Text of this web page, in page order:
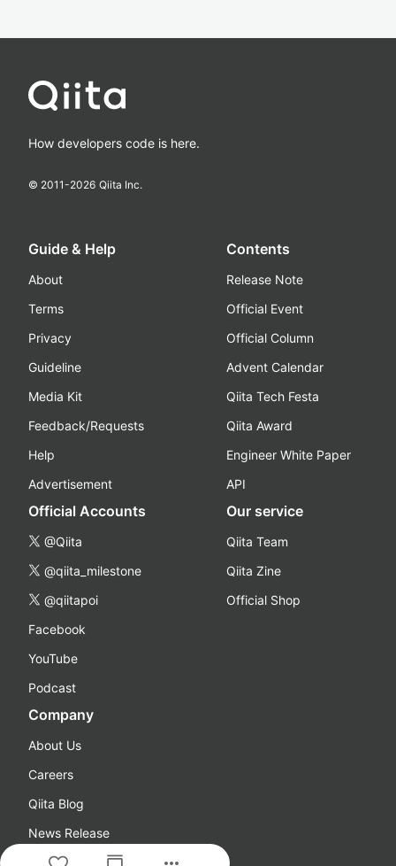
How developers code is here.
© 2011-2026 Qiita Inc.
Guide & Help
About
Terms
Privacy
Guideline
Media Kit
Feedback/Requests
Help
Advertisement
Contents
Release Note
Official Event
Official Column
Advent Calendar
Qiita Tech Festa
Qiita Award
Engineer White Paper
API
Official Accounts
@Qiita
@qiita_milestone
@qiitapoi
Facebook
YouTube
Podcast
Our service
Qiita Team
Qiita Zine
Official Shop
Company
About Us
Careers
Qiita Blog
News Release